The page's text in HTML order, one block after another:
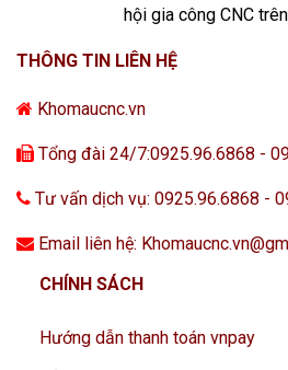
hội gia công CNC
THÔNG TIN LIÊN HỆ
Khomaucnc.vn
Tổng đài 24/7:0925.96.6868 -
Tư vấn dịch vụ: 0925.96.6868 -
Email liên hệ:
CHÍNH SÁCH
Hướng dẫn thanh toán vnpay